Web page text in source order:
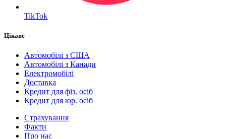
TikTok
Цікаве
Автомобілі з США
Автомобілі з Канади
Електромобілі
Доставка
Кредит для фіз. осіб
Кредит для юр. осіб
Страхування
Факти
Про нас